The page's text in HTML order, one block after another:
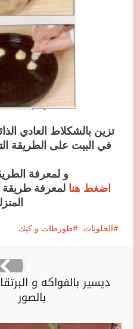
تزين بالشكلاط العادي
في البيت على الطريقة
و لمعرفة
اضغط هنالمعرفة
الحلويات طورطات و كيك
ديسير بالفواكه و
بالصور